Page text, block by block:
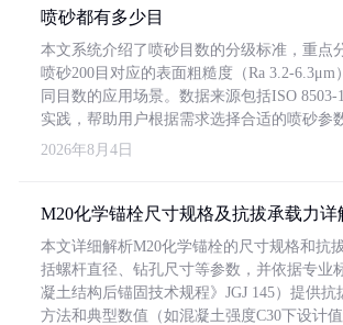
喷砂都有多少目
本文系统介绍了喷砂目数的分级标准，重点
喷砂200目对应的表面粗糙度（Ra 3.2-6.3μm
同目数的应用场景。数据来源包括ISO 8503-
实践，帮助用户根据需求选择合适的喷砂参
2026年8月4日
M20化学锚栓尺寸规格及抗拔承载力详
本文详细解析M20化学锚栓的尺寸规格和抗
括螺杆直径、钻孔尺寸等参数，并依据专业
凝土结构后锚固技术规程》JGJ 145）提供抗
方法和典型数值（如混凝土强度C30下设计值